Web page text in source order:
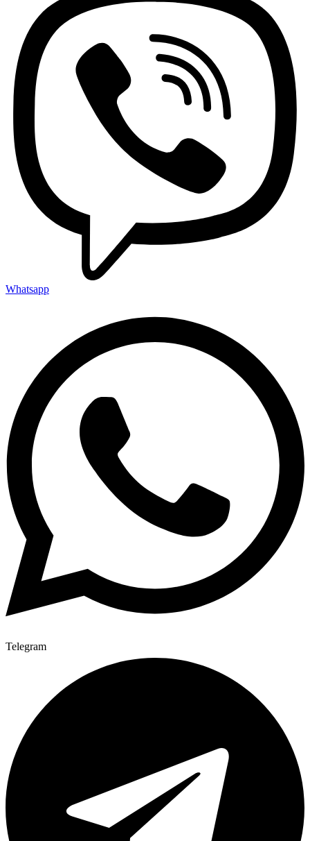
Whatsapp
Telegram